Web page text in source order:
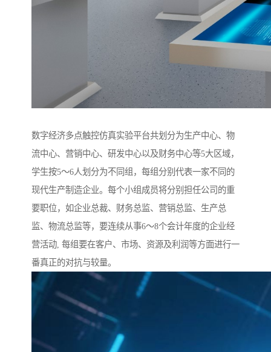
数字经济多点触控仿真实验平台共划分为生产中心、物
流中心、营销中心、研发中心以及财务中心等5大区域，
学生按5～6人划分为不同组，每组分别代表一家不同的
现代生产制造企业。每个小组成员将分别担任公司的重
要职位，如企业总裁、财务总监、营销总监、生产总
监、物流总监等，要连续从事6～8个会计年度的企业经
营活动, 每组要在客户、市场、资源及利润等方面进行一
番真正的对抗与较量。